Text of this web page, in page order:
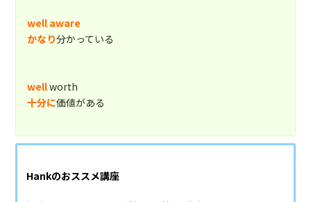
well aware
かなり分かっている
wellworth
十分に価値がある
Hankのおススメ講座